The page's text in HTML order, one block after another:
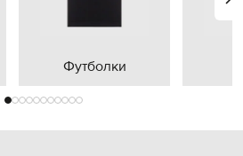
Футболки